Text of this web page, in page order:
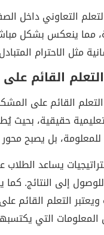
التعاوني داخل
مما ينعكس بشكل
مثل الاحترام
القائم
التعلم القائم على
حقيقية، بحيث
بل يصبح محور
يساعد
إلى النتائج.
ويعتبر التعلم القائم
المعلومات التي